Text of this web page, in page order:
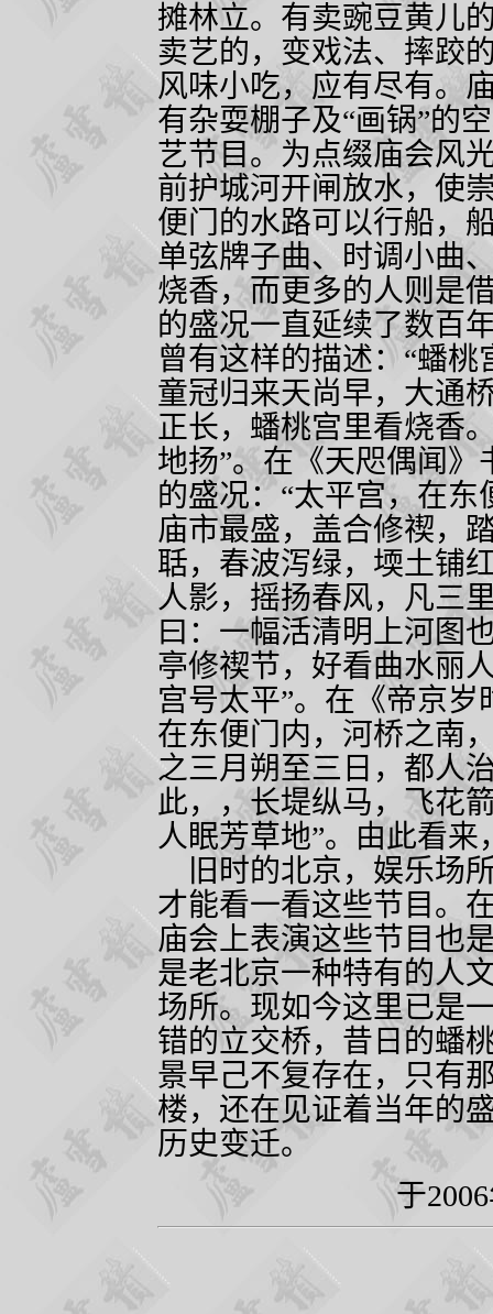
摊林立。有卖豌豆黄儿
卖艺的，变戏法、摔跤
风味小吃，应有尽有。
有杂耍棚子及“画锅”的
艺节目。为点缀庙会风
前护城河开闸放水，使
便门的水路可以行船，
单弦牌子曲、时调小曲
烧香，而更多的人则是
的盛况一直延续了数百
曾有这样的描述：“蟠
童冠归来天尚早，大通
正长，蟠桃宫里看烧香
地扬”。在《天咫偶闻
的盛况：“太平宫，在
庙市最盛，盖合修禊，
聒，春波泻绿，堧土铺
人影，摇扬春风，凡三
曰：一幅活清明上河图
亭修禊节，好看曲水丽
宫号太平”。在《帝京
在东便门内，河桥之南
之三月朔至三日，都人
此，，长堤纵马，飞花
人眠芳草地”。由此看
旧时的北京，娱乐场
才能看一看这些节目。
庙会上表演这些节目也
是老北京一种特有的人
场所。现如今这里已是
错的立交桥，昔日的蟠
景早己不复存在，只有
楼，还在见证着当年的
历史变迁。
于2006